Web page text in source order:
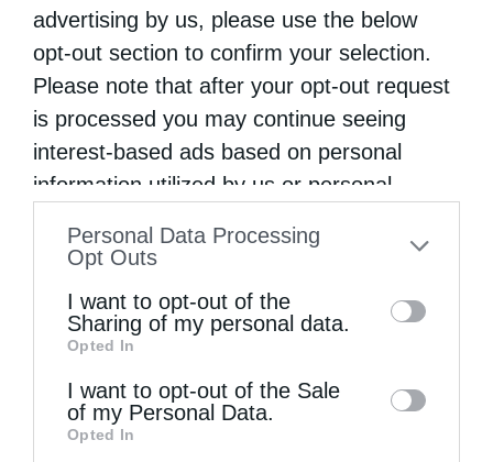
advertising by us, please use the below
opt-out section to confirm your selection.
Please note that after your opt-out request
is processed you may continue seeing
interest-based ads based on personal
information utilized by us or personal
to your opt-out. You may separately opt-out
information by third parties on the IAB’s list
of downstream participants. This
information may also be disclosed by us to
third parties on theIAB’s List of
Downstream Participants
Personal Data Processing
Opt Outs
I want to opt-out of the
Sharing of my personal data.
Opted In
I want to opt-out of the Sale
of my Personal Data.
Opted In
Τελευταία άρθρα